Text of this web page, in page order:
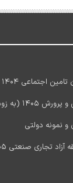
1404 (به زودی)
(به زودی)
و نمونه دولتی
تجاری صنعتی 1405